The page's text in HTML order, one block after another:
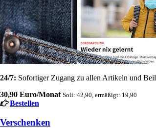
24/7: Sofortiger Zugang zu allen Artikeln und
30,90 Euro/Monat Soli: 42,90, ermäßigt: 19,90
Bestellen
Verschenken